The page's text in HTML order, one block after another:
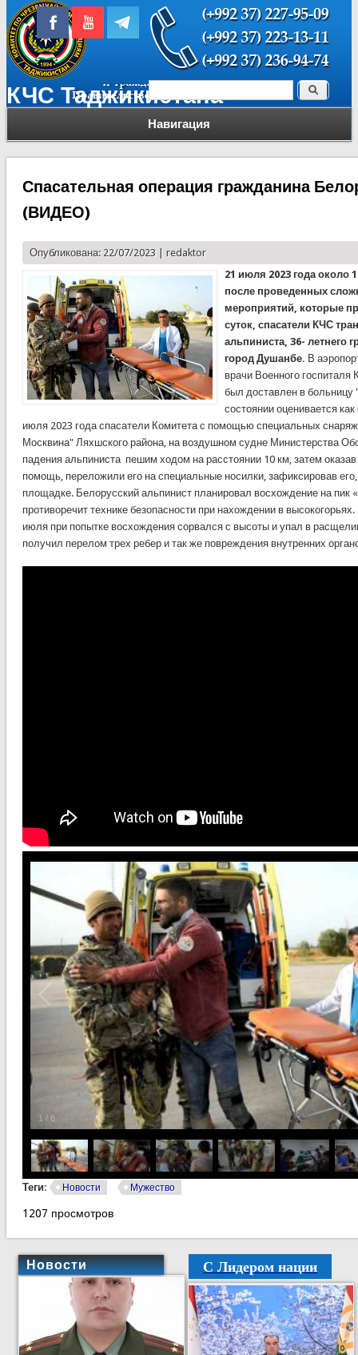
КЧС Таджикистана
Навигация
Форма поиска Поиск
Спасательная операция гражданина
(ВИДЕО)
Опубликована: 22/07/2023 | redaktor
21 июля 2023 года около
после проведенных
мероприятий, которые
суток, спасатели КЧС
альпиниста, 36- летнего
город Душанбе. В
врачи Военного
был доставлен в больницу
состоянии оценивается
июля 2023 года спасатели Комитета с помощью специальных
Москвина" Ляхшского района, на воздушном судне Министерства
падения альпиниста пешим ходом на расстоянии 10 км, затем
помощь, переложили его на специальные носилки, зафиксировав
площадке. Белорусский альпинист планировал восхождение на пик
противоречит технике безопасности при нахождении в
июля при попытке восхождения сорвался с высоты и упал в
получил перелом трех ребер и так же повреждения внутренних
1 / 6
Теги: Новости Мужество
1207 просмотров
Новости С Лидером нации